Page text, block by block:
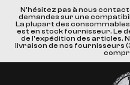
N'hésitez pas à nous
demandes sur une
La plupart des
est en stock fournisseur. Le
de l'expédition des articles.
livraison de nos fournisseurs